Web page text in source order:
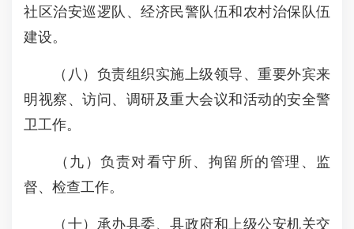
社区治安巡逻队、经济民警队伍和农村治保队伍
建设。
（八）负责组织实施上级领导、重要外宾来
明视察、访问、调研及重大会议和活动的安全警
卫工作。
（九）负责对看守所、拘留所的管理、监
督、检查工作。
（十）承办县委、县政府和上级公安机关交